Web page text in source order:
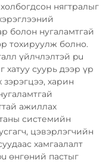
нягтралыг
болон нугаламтгай
тохируулж болно.
үйлчлэлтэй pu
хатуу суурь дээр үр
харин
ажиллах
системийн
цэвэрлэгчийн
хамгаалалт
өнгөний пастыг